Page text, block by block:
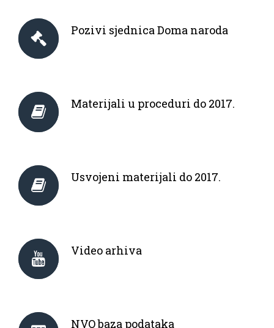
Pozivi sjednica Doma naroda
Materijali u proceduri do 2017.
Usvojeni materijali do 2017.
Video arhiva
NVO baza podataka